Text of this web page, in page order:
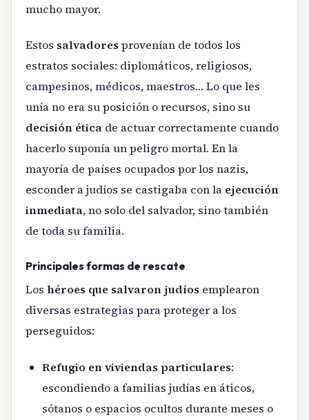
mucho mayor.
Estos salvadores provenían de todos los
estratos sociales: diplomáticos, religiosos,
campesinos, médicos, maestros… Lo que les
unía no era su posición o recursos, sino su
decisión ética de actuar correctamente cuando
hacerlo suponía un peligro mortal. En la
mayoría de países ocupados por los nazis,
esconder a judíos se castigaba con la ejecución
inmediata, no solo del salvador, sino también
de toda su familia.
Principales formas de rescate
Los héroes que salvaron judíos emplearon
diversas estrategias para proteger a los
perseguidos:
Refugio en viviendas particulares:
escondiendo a familias judías en áticos,
sótanos o espacios ocultos durante meses o